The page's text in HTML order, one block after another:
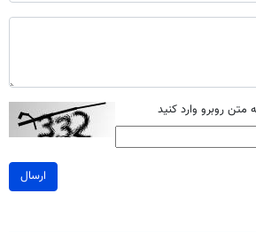
متن روبرو وارد کنید
ارسال